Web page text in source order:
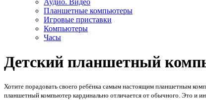
Аудио. Видео
Планшетные компьютеры
Игровые приставки
Компьютеры
Часы
Детский планшетный
Хотите порадовать своего ребёнка самым настоящим планшетным
планшетный компьютер кардинально отличается от обычного. Это и